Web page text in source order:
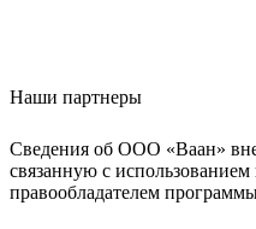
Наши партнеры
Сведения об ООО «Ваан»
связанную с
правообладателем